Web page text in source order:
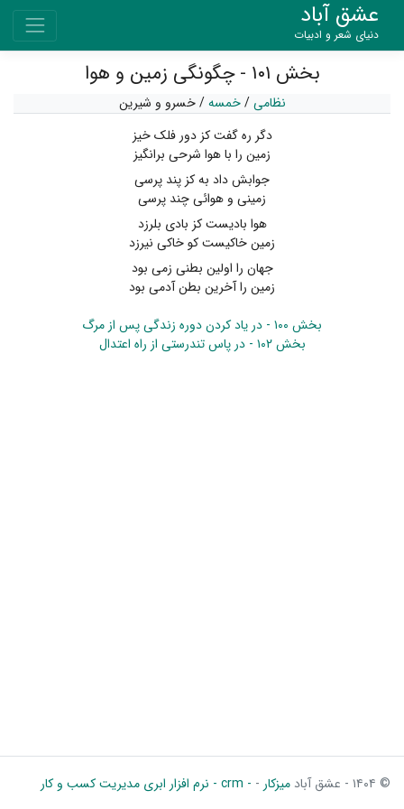
عشق آباد
دنیای شعر و ادبیات
بخش ۱۰۱ - چگونگی زمین و هوا
نظامی/خمسه /خسرو و شیرین
دگر ره گفت کز دور فلک خیز
زمین را با هوا شرحی برانگیز
جوابش داد به کز پند پرسی
زمینی و هوائی چند پرسی
هوا بادیست کز بادی بلرزد
زمین خاکیست کو خاکی نیرزد
جهان را اولین بطنی زمی بود
زمین را آخرین بطن آدمی بود
بخش ۱۰۰ - در یاد کردن دوره زندگی پس از مرگ
بخش ۱۰۲ - در پاس تندرستی از راه اعتدال
© ۱۴۰۴ - عشق آباد میزکار - - crm - نرم افزار ابری مدیریت کسب و کار